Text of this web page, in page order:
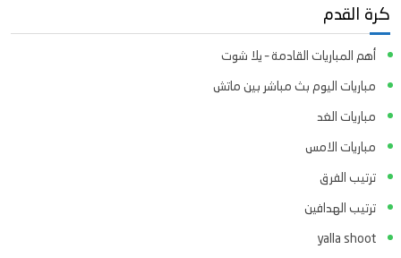
كرة القدم
أهم المباريات القادمة – يلا شوت
مباريات اليوم بث مباشر بين ماتش
مباريات الغد
مباريات الامس
ترتيب الفرق
ترتيب الهدافين
yalla shoot